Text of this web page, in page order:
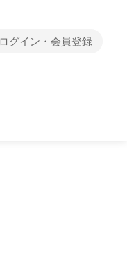
ログイン・会員登録